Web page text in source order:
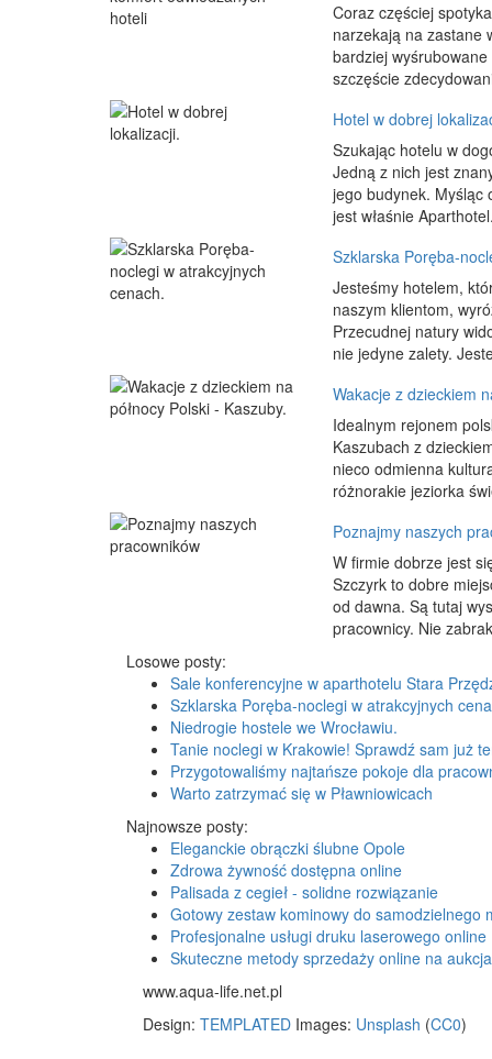
Coraz częściej
narzekają na zastane
bardziej
szczęście
Hotel w dobrej
Szukając hotelu w
Jedną z nich jest
jego budynek. Myśląc
jest właśnie
Szklarska Poręba-
Jesteśmy hotelem,
naszym klientom,
Przecudnej natury
nie jedyne zalety.
Wakacje z dzieckiem
Idealnym rejonem
Kaszubach z
nieco odmienna
różnorakie jeziorka
Poznajmy naszych
W firmie dobrze jest
Szczyrk to dobre
od dawna. Są tutaj
pracownicy. Nie
Losowe posty:
Sale konferencyjne w aparthotelu Stara
Szklarska Poręba-noclegi w atrakcyjnych
Niedrogie hostele we Wrocławiu.
Tanie noclegi w Krakowie! Sprawdź sam już
Przygotowaliśmy najtańsze pokoje dla
Warto zatrzymać się w Pławniowicach
Najnowsze posty:
Eleganckie obrączki ślubne Opole
Zdrowa żywność dostępna online
Palisada z cegieł - solidne rozwiązanie
Gotowy zestaw kominowy do samodzielnego
Profesjonalne usługi druku laserowego online
Skuteczne metody sprzedaży online na
www.aqua-life.net.pl
Design: TEMPLATED Images: Unsplash (CC0)